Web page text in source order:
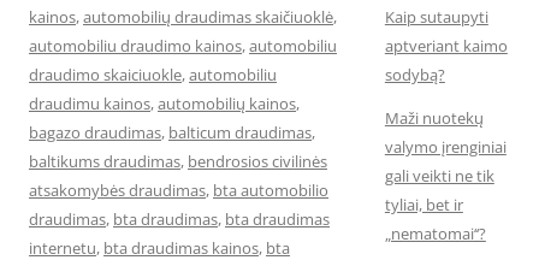
kainos,automobilių draudimas skaičiuoklė,
automobiliu draudimo kainos,automobiliu
draudimo skaiciuokle,automobiliu
draudimu kainos,automobilių kainos,
bagazo draudimas, balticum draudimas,
baltikums draudimas, bendrosios civilinės
atsakomybės draudimas, bta automobilio
draudimas, bta draudimas, bta draudimas
internetu, bta draudimas kainos, bta
Kaip sutaupyti
aptveriant kaimo
sodybą?
Maži nuotekų
valymo įrenginiai
gali veikti ne tik
tyliai, bet ir
„nematomai‘‘?